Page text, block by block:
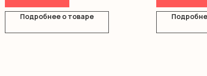
Писташ
Корзина
Подробнее о товаре